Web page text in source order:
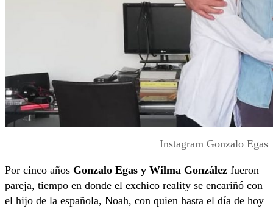
Instagram Gonzalo Egas
Por cinco años Gonzalo Egas y Wilma González fueron
pareja, tiempo en donde el exchico reality se encariñó con
el hijo de la española, Noah, con quien hasta el día de hoy